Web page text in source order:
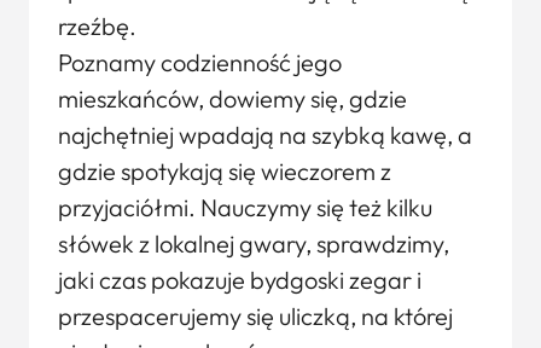
rzeźbę.
Poznamy codzienność jego
mieszkańców, dowiemy się, gdzie
najchętniej wpadają na szybką kawę, a
gdzie spotykają się wieczorem z
przyjaciółmi. Nauczymy się też kilku
słówek z lokalnej gwary, sprawdzimy,
jaki czas pokazuje bydgoski zegar i
przespacerujemy się uliczką, na której